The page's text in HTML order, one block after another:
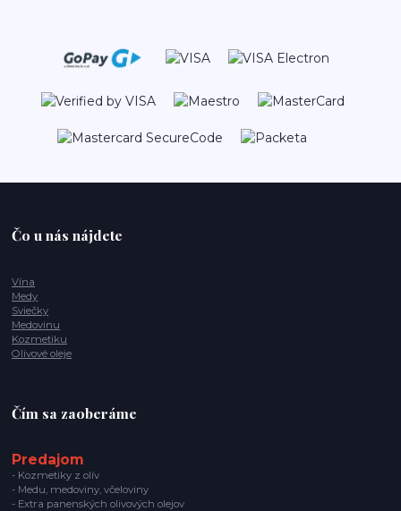
Čo u nás nájdete
Vína
Medy
Sviečky
Medovinu
Kozmetiku
Olivové oleje
Čím sa zaoberáme
Predajom
- Kozmetiky z olív
- Medu, medoviny, včeloviny
- Extra panenských olivových olejov